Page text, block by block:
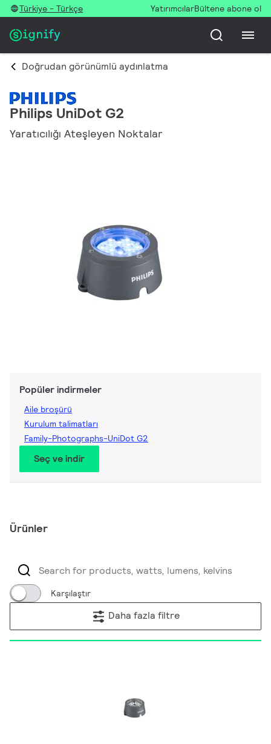
Türkiye - Türkçe YatırımcılarBültene abone ol
Doğrudan görünümlü aydınlatma
Philips UniDot G2
Yaratıcılığı Ateşleyen Noktalar
Popüler indirmeler
Aile broşürü
Kurulum talimatları
Family-Photographs-UniDot G2
Seç ve indir
Ürünler
Karşılaştır
Daha fazla filtre